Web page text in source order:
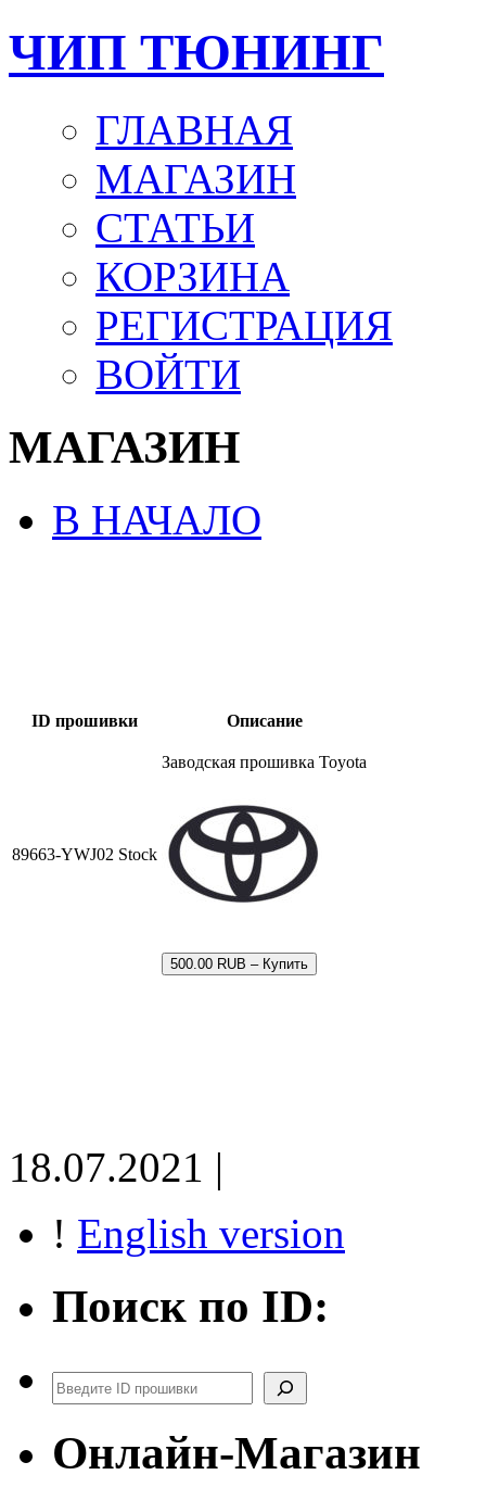
ЧИП ТЮНИНГ
ГЛАВНАЯ
МАГАЗИН
СТАТЬИ
КОРЗИНА
РЕГИСТРАЦИЯ
ВОЙТИ
МАГАЗИН
В НАЧАЛО
ID прошивки Описание
89663-YWJ02 Stock
Заводская прошивка Toyota
500.00 RUB – Купить
18.07.2021 |
! English version
Поиск по ID:
Поиск
Онлайн-Магазин